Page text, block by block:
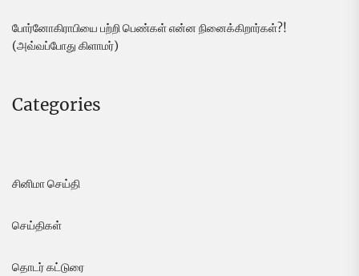
போர்னோகிராபியை பற்றி பெண்கள் என்ன நினைக்கிறார்கள்?!
(அவ்வப்போது கிளாமர்)
Categories
சினிமா செய்தி
செய்திகள்
தொடர் கட்டுரை